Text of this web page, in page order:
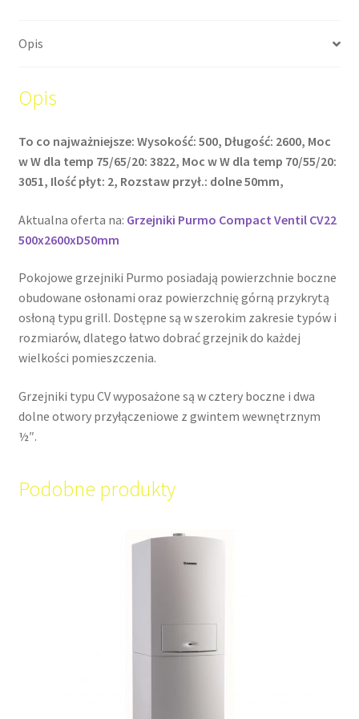
Opis
Opis
To co najważniejsze: Wysokość: 500, Długość: 2600, Moc
w W dla temp 75/65/20: 3822, Moc w W dla temp 70/55/20:
3051, Ilość płyt: 2, Rozstaw przył.: dolne 50mm,
Aktualna oferta na: Grzejniki Purmo Compact Ventil CV22
500x2600xD50mm
Pokojowe grzejniki Purmo posiadają powierzchnie boczne
obudowane osłonami oraz powierzchnię górną przykrytą
osłoną typu grill. Dostępne są w szerokim zakresie typów i
rozmiarów, dlatego łatwo dobrać grzejnik do każdej
wielkości pomieszczenia.
Grzejniki typu CV wyposażone są w cztery boczne i dwa
dolne otwory przyłączeniowe z gwintem wewnętrznym
½″.
Podobne produkty